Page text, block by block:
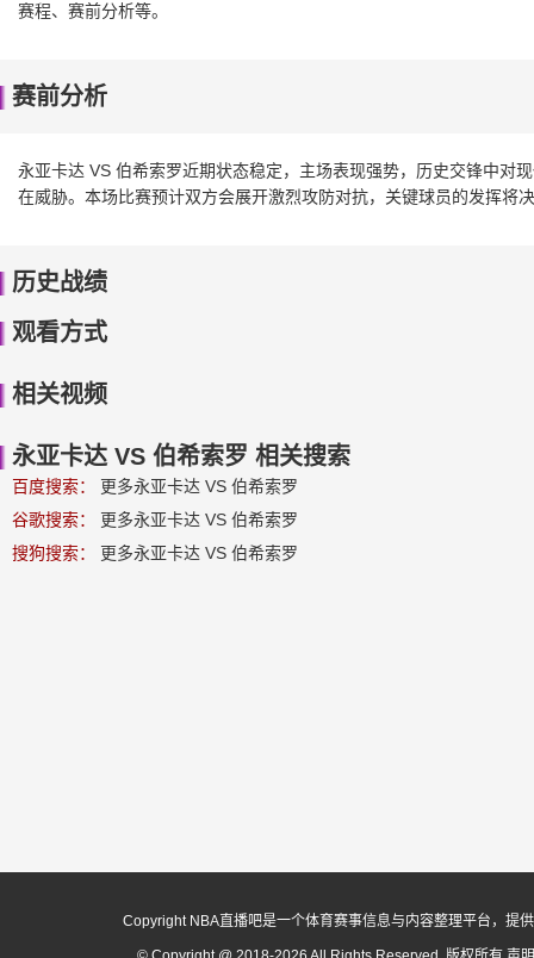
赛程、赛前分析等。
赛前分析
永亚卡达 VS 伯希索罗近期状态稳定，主场表现强势，历史交锋中对
在威胁。本场比赛预计双方会展开激烈攻防对抗，关键球员的发挥将
历史战绩
观看方式
相关视频
永亚卡达 VS 伯希索罗 相关搜索
百度搜索：
更多永亚卡达 VS 伯希索罗
谷歌搜索：
更多永亚卡达 VS 伯希索罗
搜狗搜索：
更多永亚卡达 VS 伯希索罗
Copyright NBA直播吧是一个体育赛事信息与内容整理平台，提